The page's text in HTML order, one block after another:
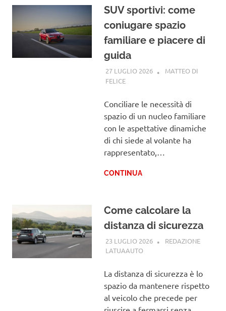
SUV sportivi: come
coniugare spazio
familiare e piacere di
guida
27 LUGLIO 2026
MATTEO DI
FELICEALFA ROMEO
Conciliare le necessità di
spazio di un nucleo familiare
con le aspettative dinamiche
di chi siede al volante ha
rappresentato,…
CONTINUA
Come calcolare la
distanza di sicurezza
23 LUGLIO 2026
REDAZIONE
LATUAAUTOCODICE DELLA STRADA
La distanza di sicurezza è lo
spazio da mantenere rispetto
al veicolo che precede per